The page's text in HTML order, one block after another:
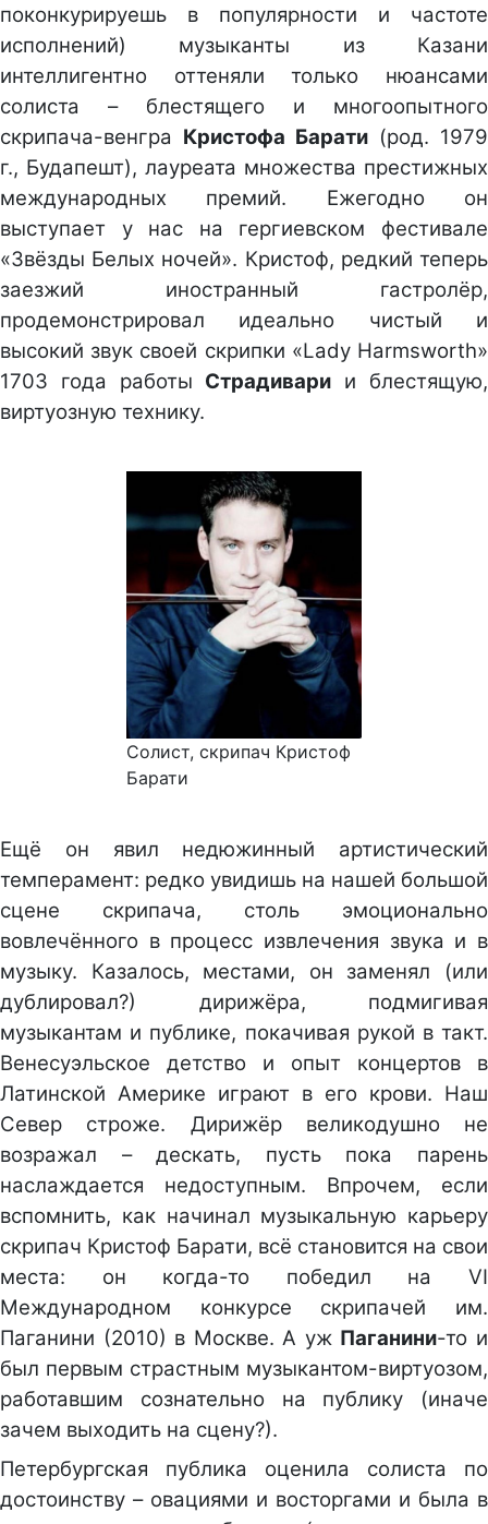
поконкурируешь в популярности и частоте
исполнений) музыканты из Казани
интеллигентно оттеняли только нюансами
солиста – блестящего и многоопытного
скрипача-венгра Кристофа Барати (род. 1979
г., Будапешт), лауреата множества престижных
международных премий. Ежегодно он
выступает у нас на гергиевском фестивале
«Звёзды Белых ночей». Кристоф, редкий теперь
заезжий иностранный гастролёр,
продемонстрировал идеально чистый и
высокий звук своей скрипки «Lady Harmsworth»
1703 года работы Страдивари и блестящую,
виртуозную технику.
Солист, скрипач Кристоф
Барати
Ещё он явил недюжинный артистический
темперамент: редко увидишь на нашей большой
сцене скрипача, столь эмоционально
вовлечённого в процесс извлечения звука и в
музыку. Казалось, местами, он заменял (или
дублировал?) дирижёра, подмигивая
музыкантам и публике, покачивая рукой в такт.
Венесуэльское детство и опыт концертов в
Латинской Америке играют в его крови. Наш
Север строже. Дирижёр великодушно не
возражал – дескать, пусть пока парень
наслаждается недоступным. Впрочем, если
вспомнить, как начинал музыкальную карьеру
скрипач Кристоф Барати, всё становится на свои
места: он когда-то победил на VI
Международном конкурсе скрипачей им.
Паганини (2010) в Москве. А уж Паганини-то и
был первым страстным музыкантом-виртуозом,
работавшим сознательно на публику (иначе
зачем выходить на сцену?).
Петербургская публика оценила солиста по
достоинству – овациями и восторгами и была в